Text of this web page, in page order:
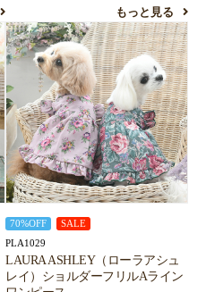
もっと見る
70%OFF SALE
PLA1029
LAURA ASHLEY（ローラアシュ
レイ）ショルダーフリルAライン